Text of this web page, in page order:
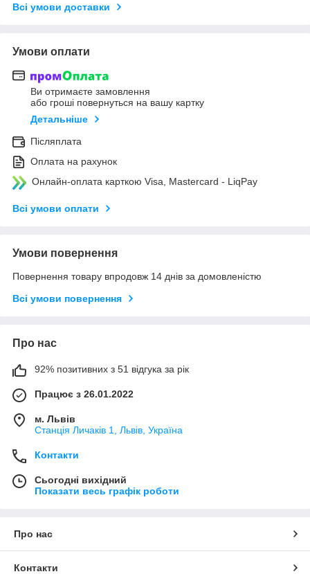
Всі умови доставки
Умови оплати
Ви отримаєте замовлення
або гроші повернуться на вашу картку
Детальніше
Післяплата
Оплата на рахунок
Онлайн-оплата карткою Visa, Mastercard - LiqPay
Всі умови оплати
Умови повернення
Повернення товару впродовж 14 днів за домовленістю
Всі умови повернення
Про нас
92% позитивних з 51 відгука за рік
Працює з 26.01.2022
м. Львів
Станція Личаків 1, Львів, Україна
Контакти
Сьогодні вихідний
Показати весь графік роботи
Про нас
Контакти